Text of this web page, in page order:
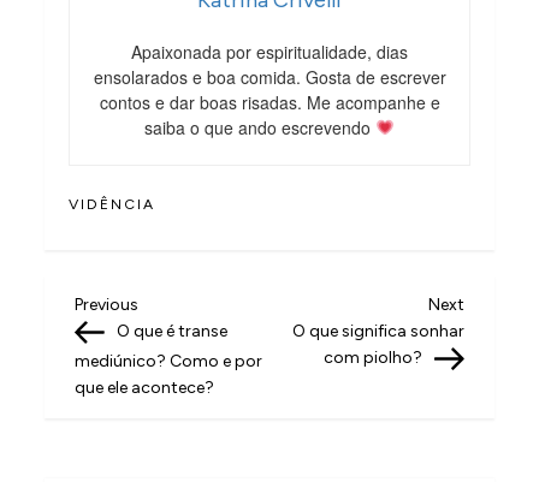
Apaixonada por espiritualidade, dias
ensolarados e boa comida. Gosta de escrever
contos e dar boas risadas. Me acompanhe e
saiba o que ando escrevendo
VIDÊNCIA
N
a
v
Previous
Post
Previous
O que é transe
mediúnico? Como e por
que ele acontece?
Next
Post
Next
O que significa sonhar
com piolho?